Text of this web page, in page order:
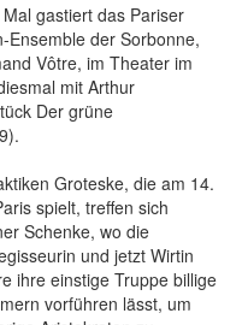
gastiert das Pariser
Ensemble der Sorbonne,
Vôtre, im Theater im
mit Arthur
Der grüne
Groteske, die am 14.
spielt, treffen sich
Schenke, wo die
und jetzt Wirtin
ihre einstige Truppe billige
vorführen lässt, um